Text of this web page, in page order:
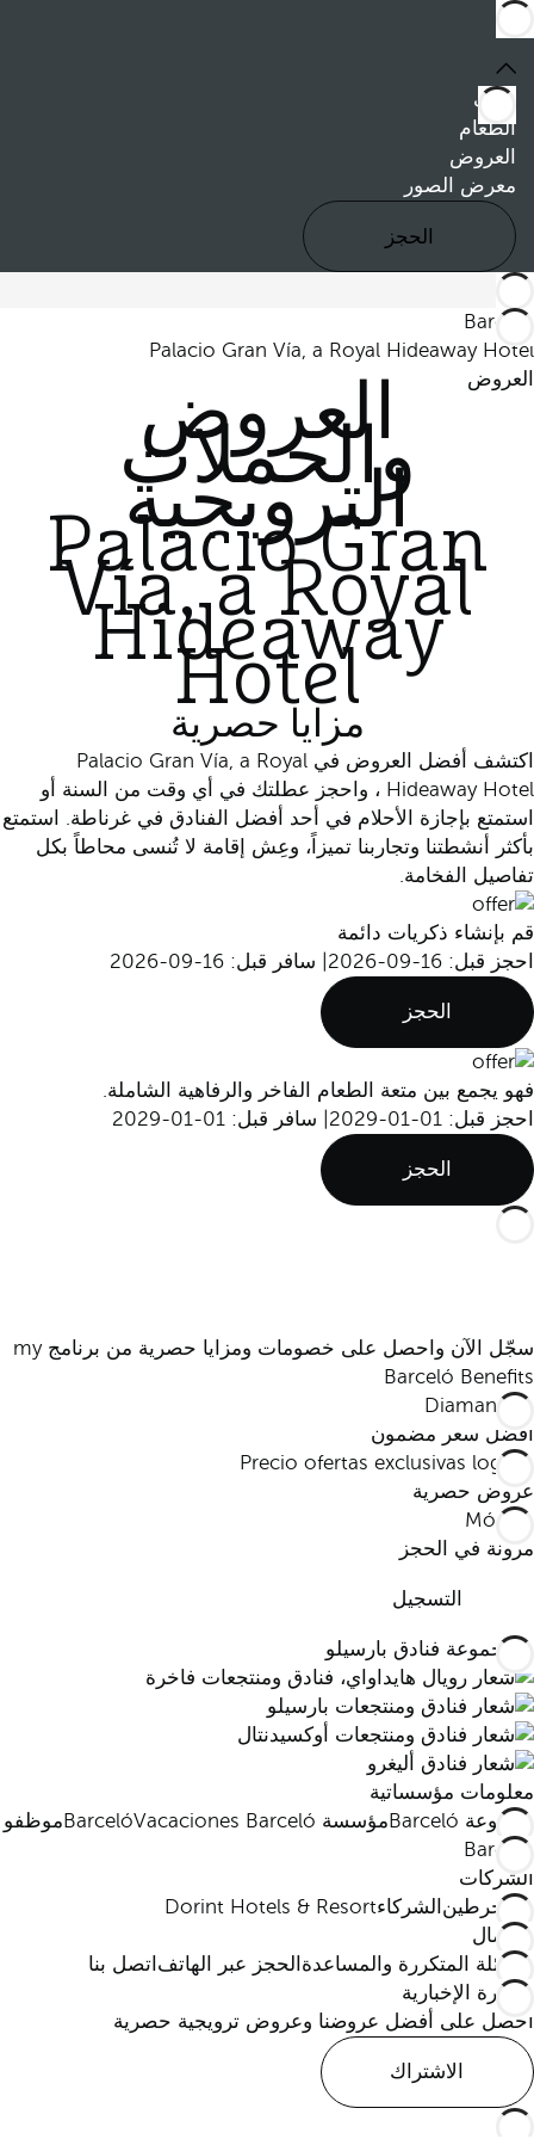
غرف
الطعام
العروض
معرض الصور
الحجز
Barceló
Palacio Gran Vía, a Royal Hideaway Hotel
العروض
العروض
والحملات
الترويجية
Palacio Gran
Vía, a Royal
Hideaway
Hotel
مزايا حصرية
اكتشف أفضل العروض في Palacio Gran Vía, a Royal
Hideaway Hotel ، واحجز عطلتك في أي وقت من السنة أو
استمتع بإجازة الأحلام في أحد أفضل الفنادق في غرناطة. استمتع
بأكثر أنشطتنا وتجاربنا تميزاً، وعِش إقامة لا تُنسى محاطاً بكل
تفاصيل الفخامة.
قم بإنشاء ذكريات دائمة
احجز قبل: 16-09-2026
سافر قبل: 16-09-2026
الحجز
فهو يجمع بين متعة الطعام الفاخر والرفاهية الشاملة.
احجز قبل: 01-01-2029
سافر قبل: 01-01-2029
الحجز
سجّل الآن واحصل على خصومات ومزايا حصرية من برنامج my
Barceló Benefits
أفضل سعر مضمون
عروض حصرية
مرونة في الحجز
التسجيل
معلومات مؤسساتية
مجموعة Barceló
مؤسسة Barceló Vacaciones Barceló
موظفو
Barceló
الشركات
المنخرطين الشركاءDorint Hotels & Resort
الاتصال
الأسئلة المتكررة والمساعدة الحجز عبر الهاتف اتصل بنا
النشرة الإخبارية
احصل على أفضل عروضنا وعروض ترويجية حصرية
الاشتراك